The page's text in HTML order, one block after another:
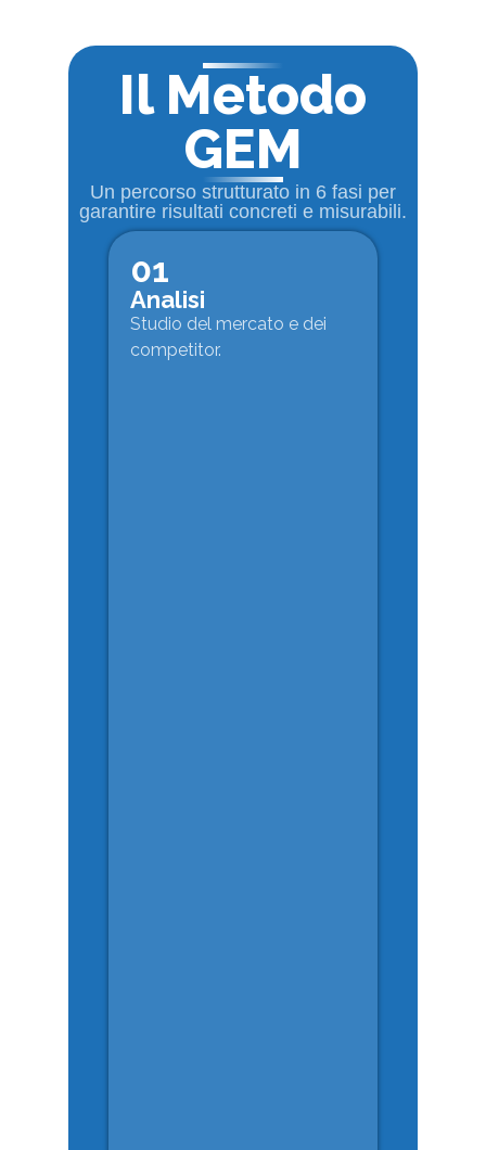
Il Metodo
GEM
Un percorso strutturato in 6 fasi per
garantire risultati concreti e misurabili.
01
Analisi
Studio del mercato e dei
competitor.